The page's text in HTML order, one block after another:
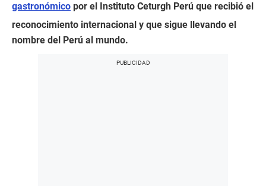
gastronómico por el Instituto Ceturgh Perú que recibió el
reconocimiento internacional y que sigue llevando el
nombre del Perú al mundo.